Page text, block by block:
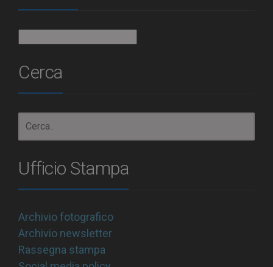
Cerca
Ufficio Stampa
Archivio fotografico
Archivio newsletter
Rassegna stampa